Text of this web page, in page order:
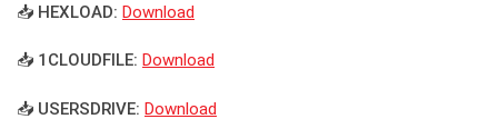
📥 HEXLOAD: Download
📥 1CLOUDFILE: Download
📥 USERSDRIVE: Download